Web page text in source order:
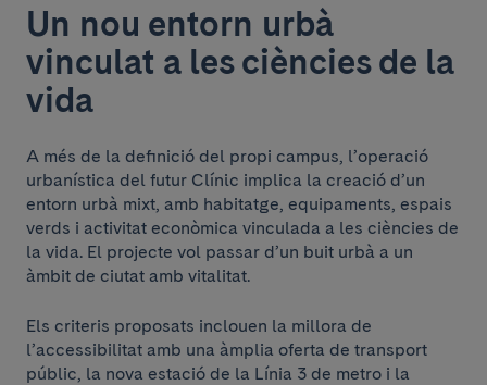
Un nou entorn urbà
vinculat a les ciències de la
vida
A més de la definició del propi campus, l’operació
urbanística del futur Clínic implica la creació d’un
entorn urbà mixt, amb habitatge, equipaments, espais
verds i activitat econòmica vinculada a les ciències de
la vida. El projecte vol passar d’un buit urbà a un
àmbit de ciutat amb vitalitat.
Els criteris proposats inclouen la millora de
l’accessibilitat amb una àmplia oferta de transport
públic, la nova estació de la Línia 3 de metro i la